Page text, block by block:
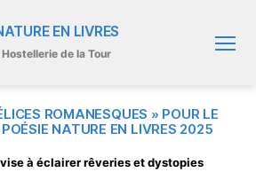
EN LIVRES
Hostellerie de la Tour
ROMANESQUES » POUR LE
NATURE EN LIVRES 2025
à éclairer rêveries et dystopies